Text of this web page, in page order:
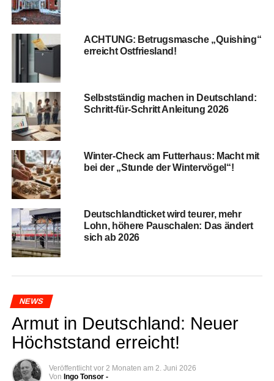
ACHTUNG: Betrugs­ma­sche „Quis­hing“
erreicht Ostfriesland!
Selbst­stän­dig machen in Deutsch­land:
Schritt-für-Schritt Anlei­tung 2026
Win­ter-Check am Fut­ter­haus: Macht mit
bei der „Stun­de der Wintervögel“!
Deutsch­land­ti­cket wird teu­rer, mehr
Lohn, höhe­re Pau­scha­len: Das ändert
sich ab 2026
NEWS
Armut in Deutsch­land: Neu­er
Höchst­stand erreicht!
Veröffentlicht vor 2 Monaten am 2. Juni 2026
Von Ingo Tonsor -